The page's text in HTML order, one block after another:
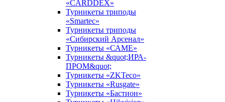
«CARDDEX»
Турникеты триподы
«Smartec»
Турникеты триподы
«Сибирский Арсенал»
Турникеты «САМЕ»
Турникеты &quot;ИРА-
ПРОМ&quot;
Турникеты «ZKTeco»
Турникеты «Rusgate»
Турникеты «Бастион»